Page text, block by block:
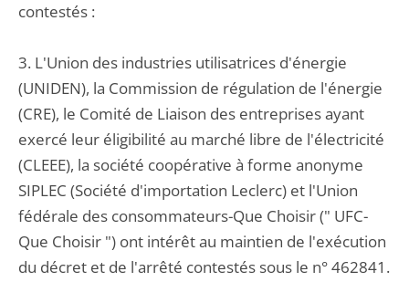
contestés :
3. L'Union des industries utilisatrices d'énergie
(UNIDEN), la Commission de régulation de l'énergie
(CRE), le Comité de Liaison des entreprises ayant
exercé leur éligibilité au marché libre de l'électricité
(CLEEE), la société coopérative à forme anonyme
SIPLEC (Société d'importation Leclerc) et l'Union
fédérale des consommateurs-Que Choisir (" UFC-
Que Choisir ") ont intérêt au maintien de l'exécution
du décret et de l'arrêté contestés sous le n° 462841.